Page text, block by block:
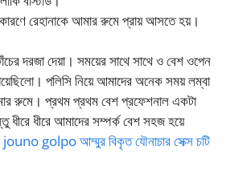
রেহানাকে আমার রুমে প্রায় আসতে হয়।
দরজা দেয়া। সময়ের সাথে সাথে ও বেশ ওপেন
পলিসি নিয়ে আমাদের অনেক সময় লম্বা
রুমে। প্রথম প্রথম বেশ প্রফেশনাল একটা
ধীরে ধীরে আমাদের সম্পর্ক বেশ সহজ হয়ে
golpo আম্মুর বিকৃত যৌনাচার সেক্স চটি